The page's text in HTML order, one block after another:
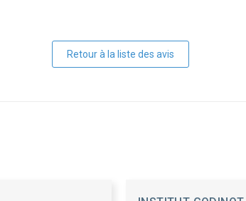
Retour à la liste des avis